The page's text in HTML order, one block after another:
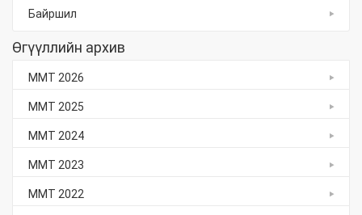
Байршил
Өгүүллийн архив
ММТ 2026
ММТ 2025
ММТ 2024
ММТ 2023
ММТ 2022